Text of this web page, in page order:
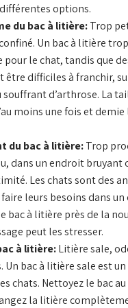
options.
du bac à litière:Trop
Un bac à litière
le chat, tandis que
être difficiles à franchir,
souffrant d’arthrose. La
moins une fois et
du bac à litière:Trop
dans un endroit bruyant
Les chats sont des
leurs besoins dans
bac à litière près de la
peut les stresser.
à litière:Litière sale,
Un bac à litière sale est
chats. Nettoyez le bac
la litière